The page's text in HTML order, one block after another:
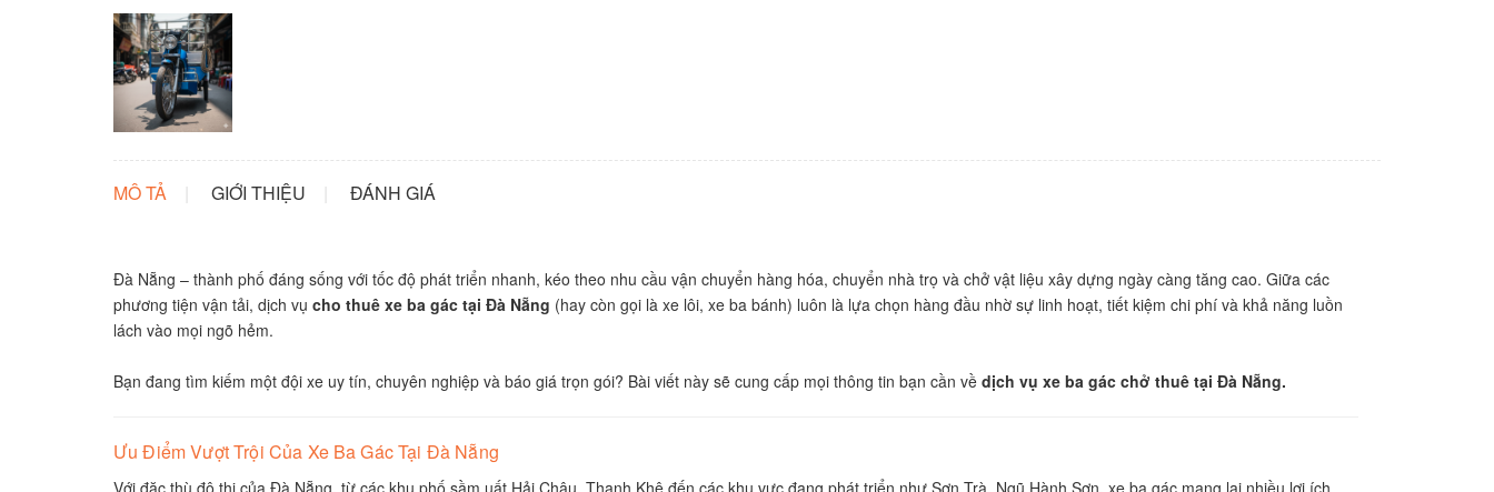
MÔ TẢ GIỚI THIỆU ĐÁNH GIÁ
Đà Nẵng – thành phố đáng sống với tốc độ phát triển nhanh, kéo theo nhu cầu vận chuyển hàng hóa, chuyển nhà trọ và chở vật liệu xây dựng ngày càng tăng cao. Giữa các
phương tiện vận tải, dịch vụ cho thuê xe ba gác tại Đà Nẵng (hay còn gọi là xe lôi, xe ba bánh) luôn là lựa chọn hàng đầu nhờ sự linh hoạt, tiết kiệm chi phí và khả năng luồn
lách vào mọi ngõ hẻm.
Bạn đang tìm kiếm một đội xe uy tín, chuyên nghiệp và báo giá trọn gói? Bài viết này sẽ cung cấp mọi thông tin bạn cần về dịch vụ xe ba gác chở thuê tại Đà Nẵng.
Ưu Điểm Vượt Trội Của Xe Ba Gác Tại Đà Nẵng
Với đặc thù đô thị của Đà Nẵng, từ các khu phố sầm uất Hải Châu, Thanh Khê đến các khu vực đang phát triển như Sơn Trà, Ngũ Hành Sơn, xe ba gác mang lại nhiều lợi ích